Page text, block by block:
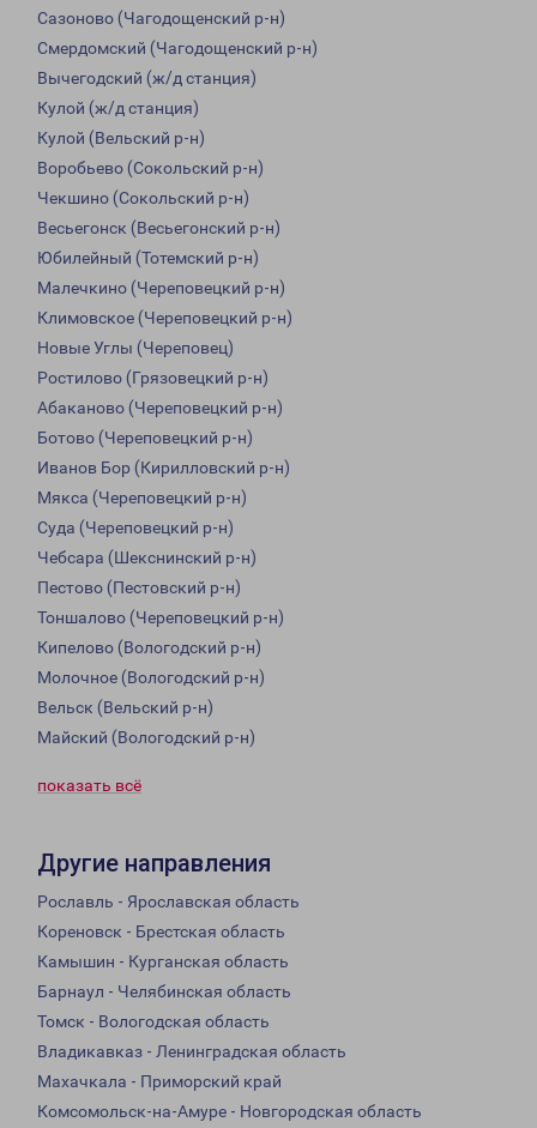
Сазоново (Чагодощенский р-н)
Смердомский (Чагодощенский р-н)
Вычегодский (ж/д станция)
Кулой (ж/д станция)
Кулой (Вельский р-н)
Воробьево (Сокольский р-н)
Чекшино (Сокольский р-н)
Весьегонск (Весьегонский р-н)
Юбилейный (Тотемский р-н)
Малечкино (Череповецкий р-н)
Климовское (Череповецкий р-н)
Новые Углы (Череповец)
Ростилово (Грязовецкий р-н)
Абаканово (Череповецкий р-н)
Ботово (Череповецкий р-н)
Иванов Бор (Кирилловский р-н)
Мякса (Череповецкий р-н)
Суда (Череповецкий р-н)
Чебсара (Шекснинский р-н)
Пестово (Пестовский р-н)
Тоншалово (Череповецкий р-н)
Кипелово (Вологодский р-н)
Молочное (Вологодский р-н)
Вельск (Вельский р-н)
Майский (Вологодский р-н)
показать всё
Другие направления
Рославль - Ярославская область
Кореновск - Брестская область
Камышин - Курганская область
Барнаул - Челябинская область
Томск - Вологодская область
Владикавказ - Ленинградская область
Махачкала - Приморский край
Комсомольск-на-Амуре - Новгородская область